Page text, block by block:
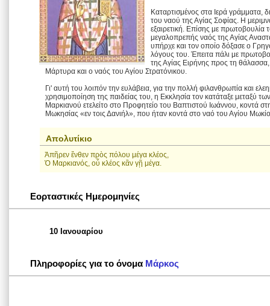
Καταρτισμένος στα Ιερά γράμματα,
του ναού της Αγίας Σοφίας. Η
εξαιρετική. Επίσης με πρωτοβουλία
μεγαλοπρεπής ναός της Αγίας
υπήρχε και τον οποίο δόξασε ο
λόγους του. Έπειτα πάλι με
της Αγίας Ειρήνης προς τη
Μάρτυρα και ο ναός του Αγίου Στρατόνικου.
Γι' αυτή του λοιπόν την ευλάβεια, για την πολλή φιλανθρωπία και
χρησιμοποίηση της παιδείας του, η Εκκλησία τον κατάταξε μεταξύ
Μαρκιανού ετελείτο στο Προφητείο του Βαπτιστού Ιωάννου, κοντά
Μωκησίας «εν τοις Δανιήλ», που ήταν κοντά στο ναό του Αγίου
Απολυτίκιο
Ἀπῆρεν ἔνθεν πρὸς πόλου μέγα κλέος,
Ὁ Μαρκιανός, οὗ κλέος κἂν γῇ μέγα.
Εορταστικές Ημερομηνίες
10 Ιανουαρίου
Πληροφορίες για το όνομα Μάρκος